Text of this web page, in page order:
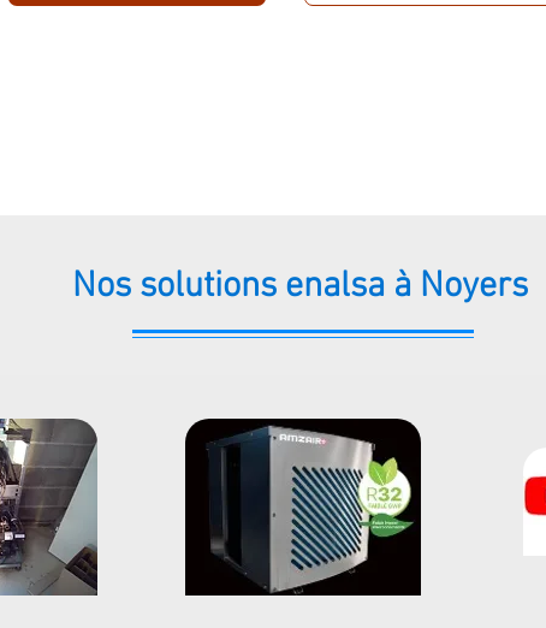
Nos solutions enalsa à Noyers